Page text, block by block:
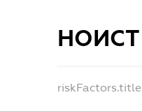
НОИСТ
riskFactors.title